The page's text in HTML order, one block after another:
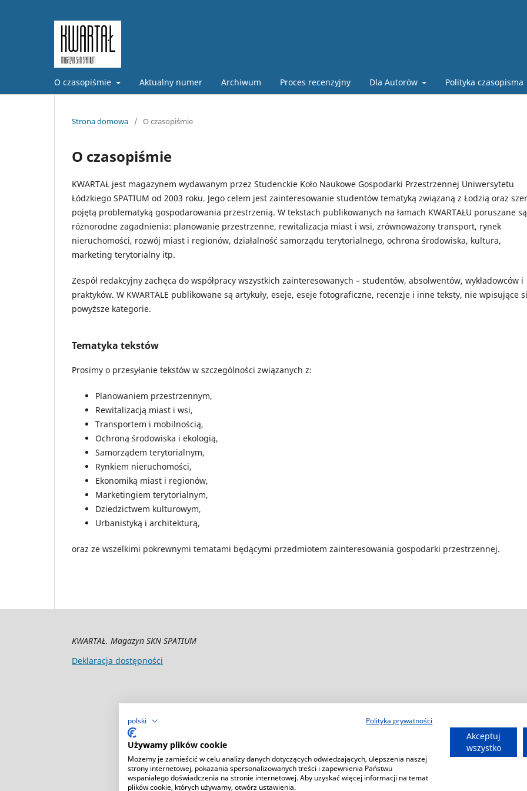
polski Polityka prywatności
Używamy plików cookie
Możemy je zamieścić w celu analizy danych dotyczących odwiedzających, ulepszenia naszej
strony internetowej, pokazania spersonalizowanych treści i zapewnienia Państwu
wspaniałego doświadczenia na stronie internetowej. Aby uzyskać więcej informacji na temat
plików cookie, których używamy, otwórz ustawienia.
Akceptuj
wszystko
O czasopiśmie Aktualny numer Archiwum Proces recenzyjny Dla Autorów Polityka czasopisma
Strona domowa / O czasopiśmie
O czasopiśmie
KWARTAŁ jest magazynem wydawanym przez Studenckie Koło Naukowe Gospodarki Przestrzennej Uniwersytetu
Łódzkiego SPATIUM od 2003 roku. Jego celem jest zainteresowanie studentów tematyką związaną z Łodzią oraz
pojętą problematyką gospodarowania przestrzenią. W tekstach publikowanych na łamach KWARTAŁU poruszane są
różnorodne zagadnienia: planowanie przestrzenne, rewitalizacja miast i wsi, zrównoważony transport, rynek
nieruchomości, rozwój miast i regionów, działalność samorządu terytorialnego, ochrona środowiska, kultura,
marketing terytorialny itp.
Zespół redakcyjny zachęca do współpracy wszystkich zainteresowanych – studentów, absolwentów, wykładowców i
praktyków. W KWARTALE publikowane są artykuły, eseje, eseje fotograficzne, recenzje i inne teksty, nie wpisujące
powyższe kategorie.
Tematyka tekstów
Prosimy o przesyłanie tekstów w szczególności związanych z:
Planowaniem przestrzennym,
Rewitalizacją miast i wsi,
Transportem i mobilnością,
Ochroną środowiska i ekologią,
Samorządem terytorialnym,
Rynkiem nieruchomości,
Ekonomiką miast i regionów,
Marketingiem terytorialnym,
Dziedzictwem kulturowym,
Urbanistyką i architekturą,
oraz ze wszelkimi pokrewnymi tematami będącymi przedmiotem zainteresowania gospodarki przestrzennej.
KWARTAŁ. Magazyn SKN SPATIUM
Deklaracja dostępności